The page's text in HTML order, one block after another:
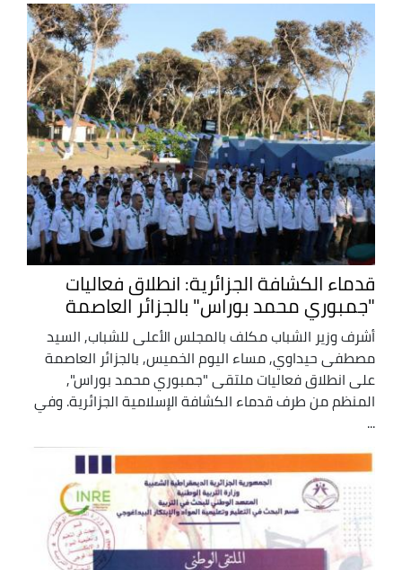
قدماء الكشافة الجزائرية: انطلاق فعاليات
"جمبوري محمد بوراس" بالجزائر العاصمة
أشرف وزير الشباب مكلف بالمجلس الأعلى للشباب, السيد
مصطفى حيداوي, مساء اليوم الخميس, بالجزائر العاصمة
على انطلاق فعاليات ملتقى "جمبوري محمد بوراس",
المنظم من طرف قدماء الكشافة الإسلامية الجزائرية. وفي